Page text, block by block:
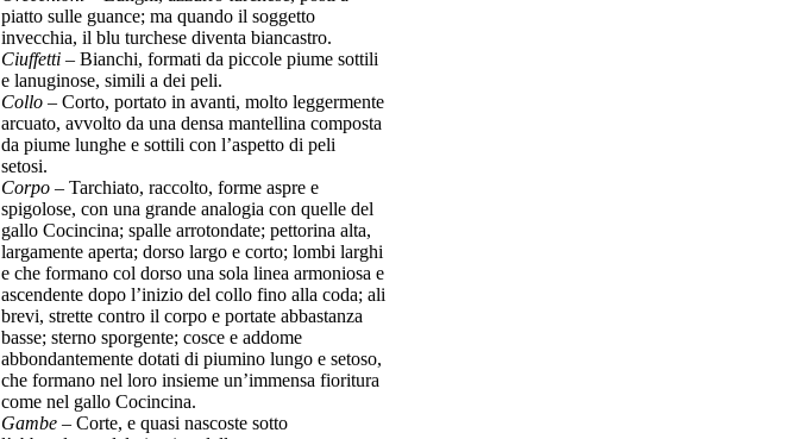
piatto sulle guance; ma quando il soggetto
invecchia, il blu turchese diventa biancastro.
Ciuffetti – Bianchi, formati da piccole piume sottili
e lanuginose, simili a dei peli.
Collo – Corto, portato in avanti, molto leggermente
arcuato, avvolto da una densa mantellina composta
da piume lunghe e sottili con l’aspetto di peli
setosi.
Corpo – Tarchiato, raccolto, forme aspre e
spigolose, con una grande analogia con quelle del
gallo Cocincina; spalle arrotondate; pettorina alta,
largamente aperta; dorso largo e corto; lombi larghi
e che formano col dorso una sola linea armoniosa e
ascendente dopo l’inizio del collo fino alla coda; ali
brevi, strette contro il corpo e portate abbastanza
basse; sterno sporgente; cosce e addome
abbondantemente dotati di piumino lungo e setoso,
che formano nel loro insieme un’immensa fioritura
come nel gallo Cocincina.
Gambe – Corte, e quasi nascoste sotto